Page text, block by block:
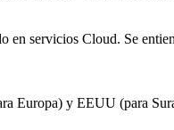
en servicios Cloud. Se
Europa) y EEUU (para